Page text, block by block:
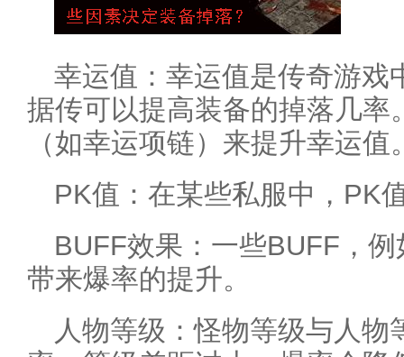
幸运值：幸运值是传奇游戏
据传可以提高装备的掉落几率
（如幸运项链）来提升幸运值
PK值：在某些私服中，PK
BUFF效果：一些BUFF，
带来爆率的提升。
人物等级：怪物等级与人